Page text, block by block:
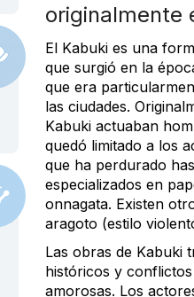
originalmente
El Kabuki es una
que surgió en la
que era
las ciudades.
Kabuki actuaban
quedó limitado a los
que ha perdurado
especializados en
onnagata. Existen
aragoto (estilo
Las obras de Kabuki
históricos y
amorosas. Los